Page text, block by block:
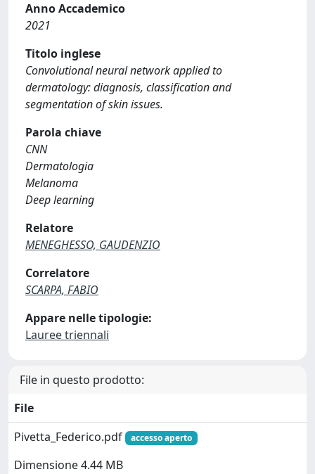
Anno Accademico
2021
Titolo inglese
Convolutional neural network applied to
dermatology: diagnosis, classification and
segmentation of skin issues.
Parola chiave
CNN
Dermatologia
Melanoma
Deep learning
Relatore
MENEGHESSO, GAUDENZIO
Correlatore
SCARPA, FABIO
Appare nelle tipologie:
Lauree triennali
File in questo prodotto:
File
Pivetta_Federico.pdf
accesso aperto
Dimensione 4.44 MB